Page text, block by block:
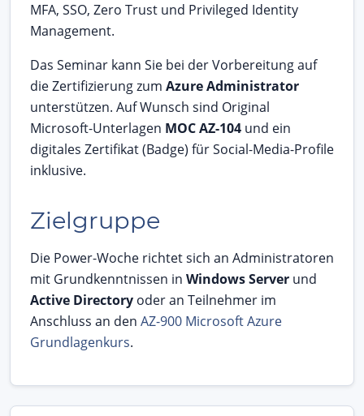
MFA, SSO, Zero Trust und Privileged Identity
Management.
Das Seminar kann Sie bei der Vorbereitung auf
die Zertifizierung zum Azure Administrator
unterstützen. Auf Wunsch sind Original
Microsoft-Unterlagen MOC AZ-104 und ein
digitales Zertifikat (Badge) für Social-Media-Profile
inklusive.
Zielgruppe
Die Power-Woche richtet sich an Administratoren
mit Grundkenntnissen in Windows Server und
Active Directory oder an Teilnehmer im
Anschluss an den AZ-900 Microsoft Azure
Grundlagenkurs.